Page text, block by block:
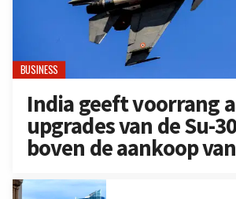
BUSINESS
India geeft voorrang
upgrades van de Su-
boven de aankoop van